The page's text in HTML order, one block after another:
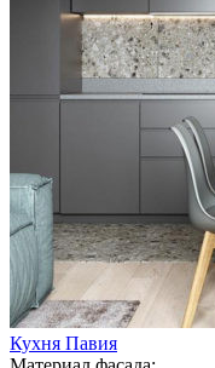
Кухня Павия